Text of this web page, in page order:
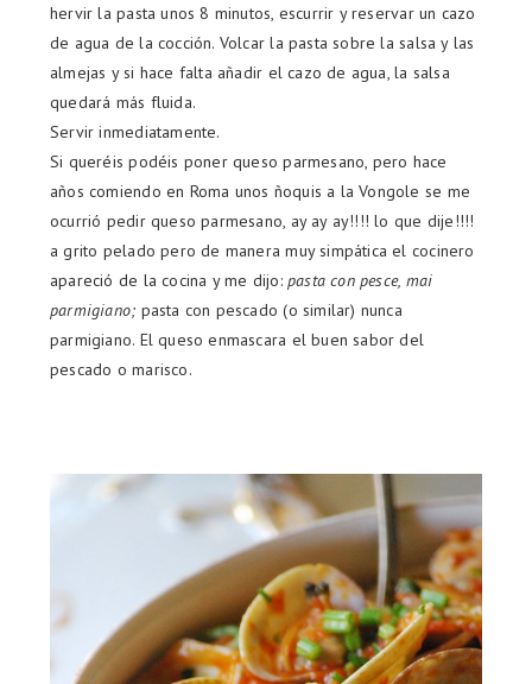
hervir la pasta unos 8 minutos, escurrir y reservar un cazo
de agua de la cocción. Volcar la pasta sobre la salsa y las
almejas y si hace falta añadir el cazo de agua, la salsa
quedará más fluida.
Servir inmediatamente.
Si queréis podéis poner queso parmesano, pero hace
años comiendo en Roma unos ñoquis a la Vongole se me
ocurrió pedir queso parmesano, ay ay ay!!!! lo que dije!!!!
a grito pelado pero de manera muy simpática el cocinero
apareció de la cocina y me dijo: pasta con pesce, mai
parmigiano; pasta con pescado (o similar) nunca
parmigiano. El queso enmascara el buen sabor del
pescado o marisco.